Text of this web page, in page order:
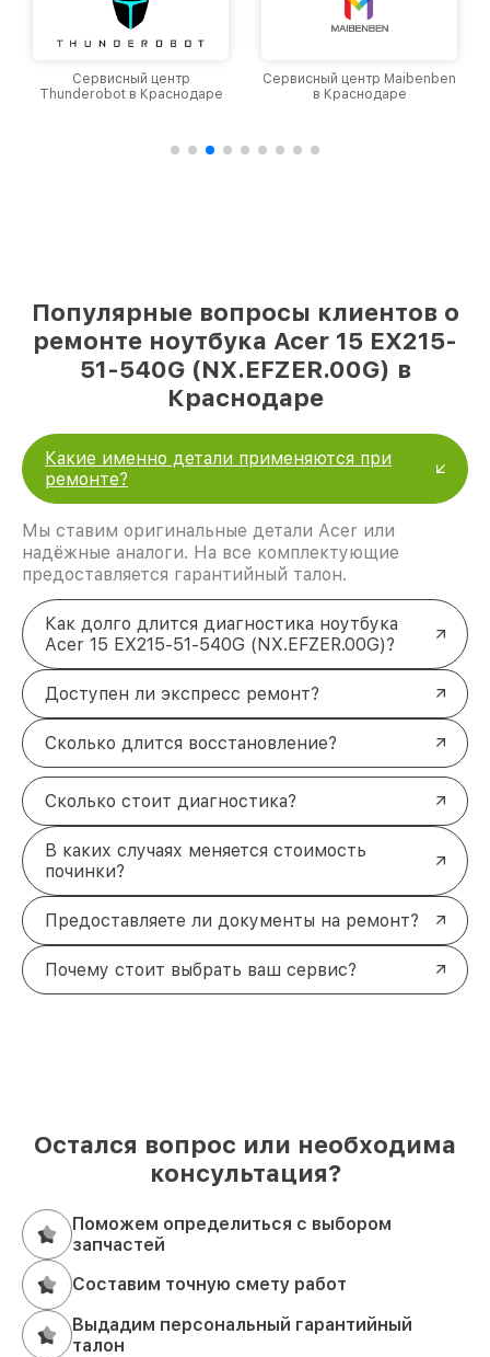
Сервисный центр
Thunderobot в Краснодаре
Сервисный центр Maibenben
в Краснодаре
Популярные вопросы клиентов о
ремонте ноутбука Acer 15 EX215-
51-540G (NX.EFZER.00G) в
Краснодаре
Какие именно детали применяются при
ремонте?
Мы ставим оригинальные детали Acer или
надёжные аналоги. На все комплектующие
предоставляется гарантийный талон.
Как долго длится диагностика ноутбука
Acer 15 EX215-51-540G (NX.EFZER.00G)?
Доступен ли экспресс ремонт?
Сколько длится восстановление?
Сколько стоит диагностика?
В каких случаях меняется стоимость
починки?
Предоставляете ли документы на ремонт?
Почему стоит выбрать ваш сервис?
Остался вопрос или необходима
консультация?
Поможем определиться с выбором
запчастей
Составим точную смету работ
Выдадим персональный гарантийный
талон